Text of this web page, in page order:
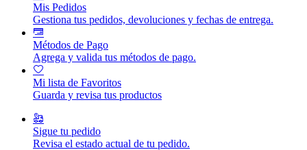
Mis Pedidos
Gestiona tus pedidos, devoluciones y fechas de entrega.
Métodos de Pago
Agrega y valida tus métodos de pago.
Mi lista de Favoritos
Guarda y revisa tus productos
Sigue tu pedido
Revisa el estado actual de tu pedido.